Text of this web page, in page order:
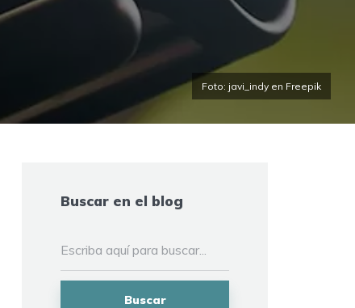
Foto: javi_indy en Freepik
Buscar en el blog
Buscar